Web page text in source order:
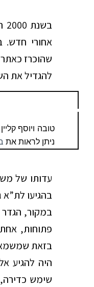
שהוכרז
להגדיל את
ניתן לראות את
במקור, הגדר
פתוחות,
בזאת
היה להגיע
שימש